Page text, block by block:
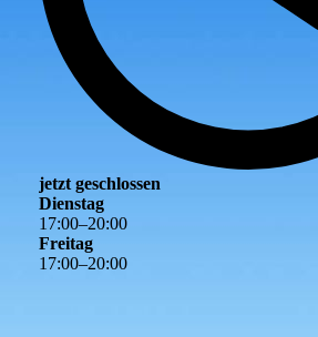
jetzt geschlossen
Dienstag
17:00–20:00
Freitag
17:00–20:00